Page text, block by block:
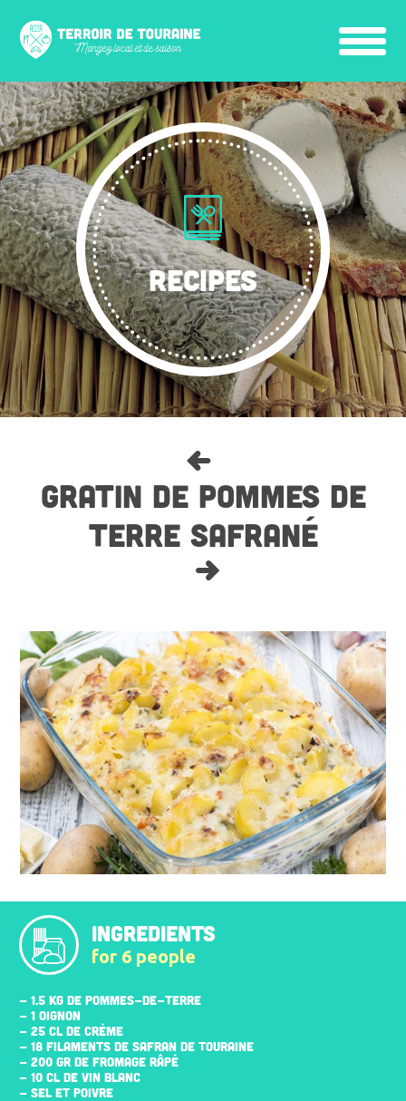
RECIPES
GRATIN DE POMMES DE
TERRE SAFRANÉ
INGREDIENTS
for 6 people
- 1.5 KG DE POMMES-DE-TERRE
- 1 OIGNON
- 25 CL DE CRÈME
- 18 FILAMENTS DE SAFRAN DE TOURAINE
- 200 GR DE FROMAGE RÂPÉ
- 10 CL DE VIN BLANC
- SEL ET POIVRE